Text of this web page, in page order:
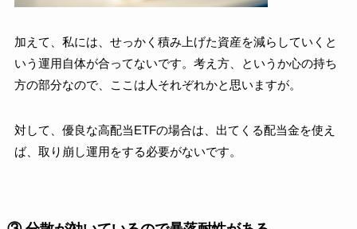
加えて、私には、 せっかく積み上げた資産を減らしていくと
いう運用自体が合ってないです。 考え方、というか心の持ち
方の部分なので、ここは人それぞれかと思いますが。
対して、優良な高配当ETFの場合は、出てくる配当金を使え
ば、取り崩し運用をする必要がないです。